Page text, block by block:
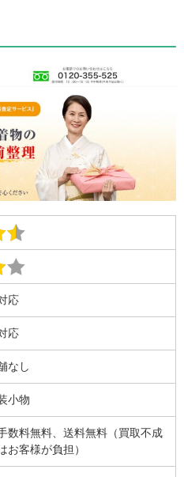
応
応
なし
小物
数料無料、送料無料（買取不成
お客様が負担）